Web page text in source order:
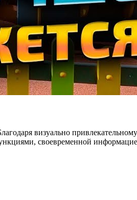
визуально
своевременной